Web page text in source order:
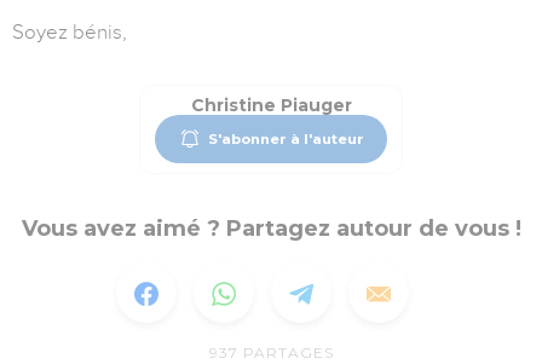
Soyez bénis,
Christine Piauger
S'abonner à l'auteur
Vous avez aimé ? Partagez autour de vous !
937 PARTAGES